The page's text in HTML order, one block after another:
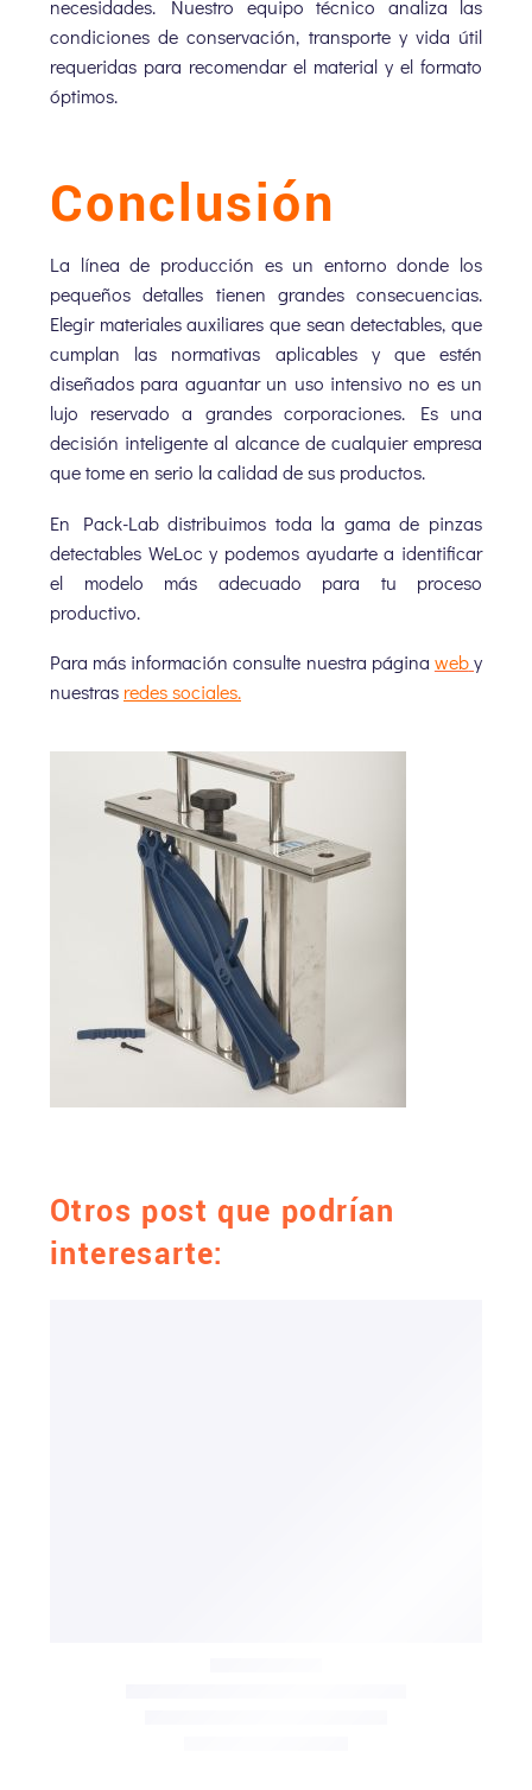
necesidades. Nuestro equipo técnico analiza las
condiciones de conservación, transporte y vida útil
requeridas para recomendar el material y el formato
óptimos.
Conclusión
La línea de producción es un entorno donde los
pequeños detalles tienen grandes consecuencias.
Elegir materiales auxiliares que sean detectables, que
cumplan las normativas aplicables y que estén
diseñados para aguantar un uso intensivo no es un
lujo reservado a grandes corporaciones. Es una
decisión inteligente al alcance de cualquier empresa
que tome en serio la calidad de sus productos.
En Pack-Lab distribuimos toda la gama de pinzas
detectables WeLoc y podemos ayudarte a identificar
el modelo más adecuado para tu proceso
productivo.
Para más información consulte nuestra página weby
nuestras redes sociales.
Otros post que podrían
interesarte: